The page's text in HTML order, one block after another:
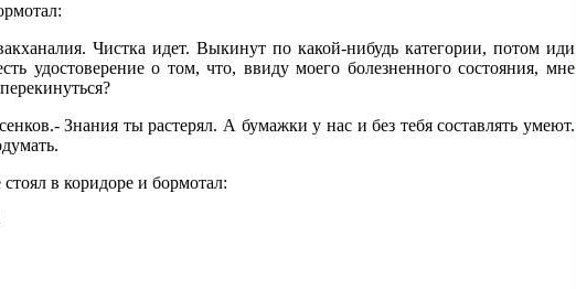
Чистка идет. Выкинут по какой-нибудь категории, потом иди
удостоверение о том, что, ввиду моего болезненного состояния, мне
Знания ты растерял. А бумажки у нас и без тебя составлять умеют.
в коридоре и бормотал: